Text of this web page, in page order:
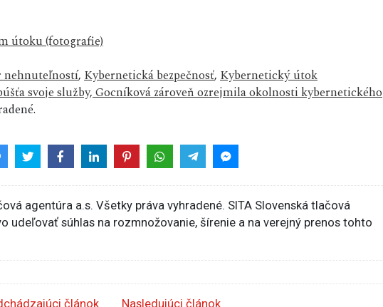
útoku (fotografie)
nehnuteľností,Kybernetická bezpečnosť,Kybernetický útok
svoje služby, Gocníková zároveň ozrejmila okolnosti kybernetického
agentúra a.s. Všetky práva vyhradené. SITA Slovenská tlačová
udeľovať súhlas na rozmnožovanie, šírenie a na verejný prenos tohto
článok Nasledujúci článok